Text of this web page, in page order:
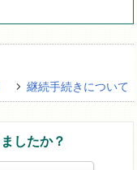
継続手続きについて
したか？